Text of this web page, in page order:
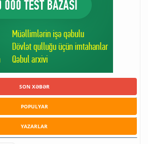
SON XƏBƏR
POPULYAR
YAZARLAR